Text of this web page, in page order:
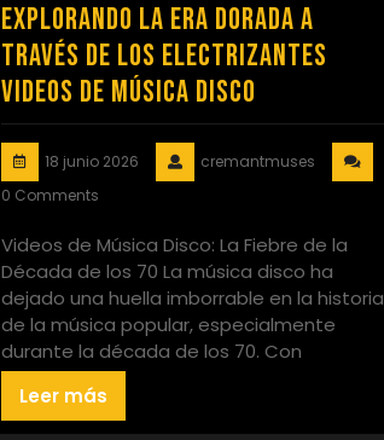
Explorando la Era Dorada a
Través de los Electrizantes
Videos de Música Disco
18 junio 2026
cremantmuses
0 Comments
Videos de Música Disco: La Fiebre de la
Década de los 70 La música disco ha
dejado una huella imborrable en la historia
de la música popular, especialmente
durante la década de los 70. Con
Leer más